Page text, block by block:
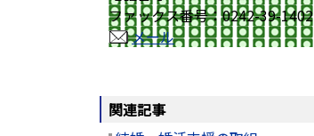
ファックス番号：0242-39-1402
メール
関連記事